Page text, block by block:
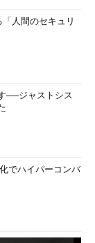
人間のセキュリ
──ジャストシス
でハイパーコンバ